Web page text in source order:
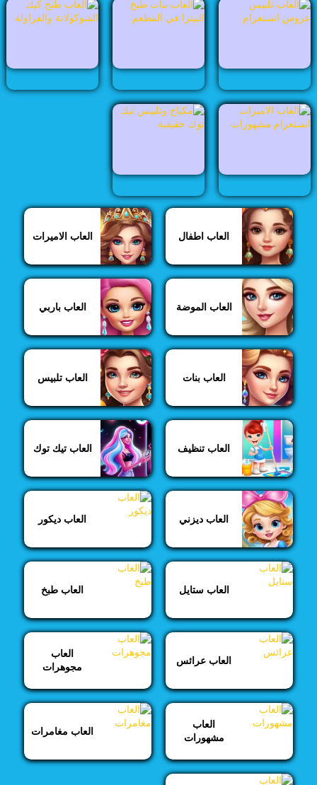
العاب مشهورات
العاب مغامرات
العاب مكياج
العاب اطفال العاب الاميرات
العاب الموضة العاب باربي
العاب بنات العاب تلبيس
العاب تنظيف العاب تيك توك
العاب ديزني العاب ديكور
العاب ستايل العاب طبخ
العاب عرائس
العاب
مجوهرات
العاب
مشهورات
العاب مغامرات